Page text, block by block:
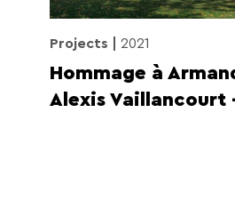
Projects 2021
Hommage à
Alexis Vaillancourt